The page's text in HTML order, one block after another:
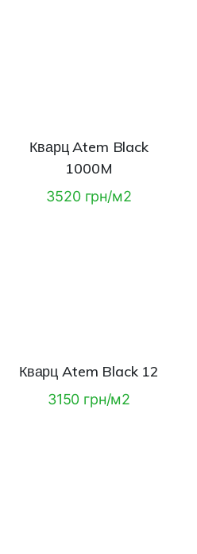
Кварц Atem Black
1000M
3520 грн/м2
Кварц Atem Black 12
3150 грн/м2